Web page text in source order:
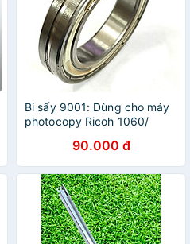
Bi sấy 9001: Dùng cho máy
photocopy Ricoh 1060/
HA - Hàng nhập khẩu )
90.000 đ